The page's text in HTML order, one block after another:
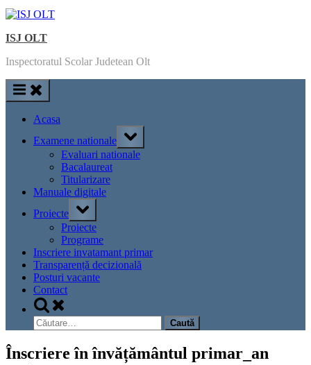
Skip
content
ISJ OLT
Inspectoratul Scolar Judetean Olt
Acasa
Examene nationale
Toggle
sub-
menu
Evaluari nationale
Bacalaureat
Titularizare
Manuale digitale
Proiecte
Toggle
sub-
menu
Proiecte
Programe
Inscriere invatamant primar
Transparență decizională
Posturi vacante
Contact
Toggle
search
form
Caută
după:
Înscriere în învățământul primar_an